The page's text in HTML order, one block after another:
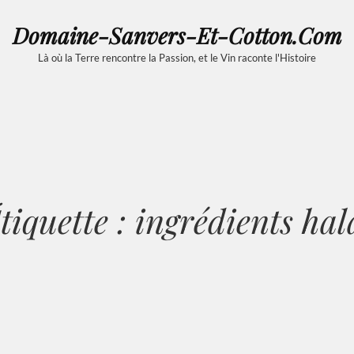
Domaine-Sanvers-Et-Cotton.com
Là où la Terre rencontre la Passion, et le Vin raconte l'Histoire
: ingrédients